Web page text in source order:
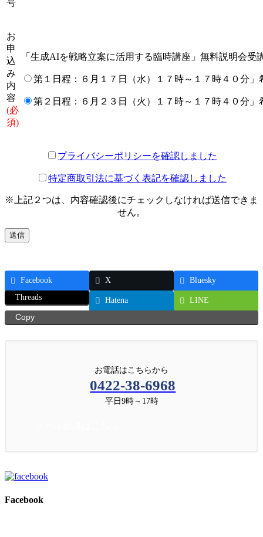
号
お
申
込
み
内
容
(必
須)
「生成AIを戦略立案に活用する臨時講座」無料説明会受
第１日程：６月１７日（水）１７時～１７時４０分」
第２日程：６月２３日（火）１７時～１７時４０分」
プライバシーポリシーを確認しました
特定商取引法に基づく表記を確認しました
※上記２つは、内容確認後にチェックしなければ送信できま
せん。
Facebook X
Bluesky
Threads
Hatena
LINE
Copy
お電話はこちらから
0422-38-6968
平日9時～17時
Facebook